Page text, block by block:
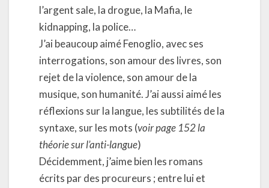
l’argent sale, la drogue, la Mafia, le
kidnapping, la police…
J’ai beaucoup aimé Fenoglio, avec ses
interrogations, son amour des livres, son
rejet de la violence, son amour de la
musique, son humanité. J’ai aussi aimé les
réflexions sur la langue, les subtilités de la
syntaxe, sur les mots (voir page 152 la
théorie sur l’anti-langue)
Décidemment, j’aime bien les romans
écrits par des procureurs ; entre lui et